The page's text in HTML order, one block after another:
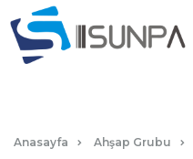
Anasayfa Ahşap Grubu